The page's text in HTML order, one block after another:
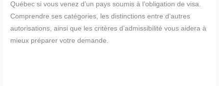
Québec si vous venez d’un pays soumis à l’obligation de visa.
Comprendre ses catégories, les distinctions entre d’autres
autorisations, ainsi que les critères d’admissibilité vous aidera à
mieux préparer votre demande.